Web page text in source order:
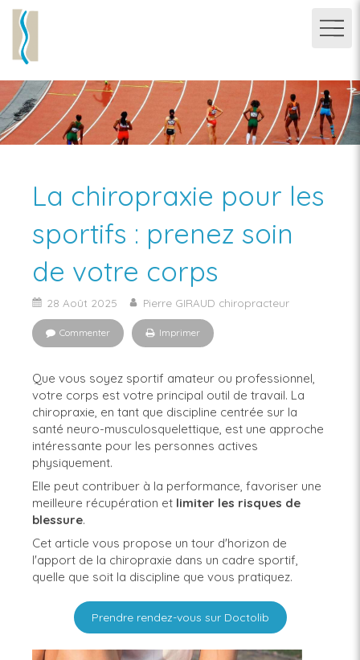
La chiropraxie pour les
sportifs : prenez soin
de votre corps
28 Août 2025 Pierre GIRAUD chiropracteur
Commenter Imprimer
Que vous soyez sportif amateur ou professionnel,
votre corps est votre principal outil de travail. La
chiropraxie, en tant que discipline centrée sur la
santé neuro-musculosquelettique, est une approche
intéressante pour les personnes actives
physiquement.
Elle peut contribuer à la performance, favoriser une
meilleure récupération et limiter les risques de
blessure.
Cet article vous propose un tour d'horizon de
l'apport de la chiropraxie dans un cadre sportif,
quelle que soit la discipline que vous pratiquez.
Prendre rendez-vous sur Doctolib